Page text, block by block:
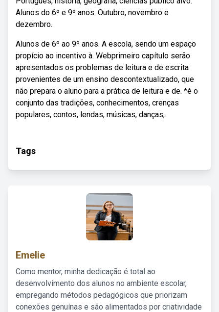
Alunos do 6º e 9º anos. Outubro, novembro e
dezembro.
Alunos de 6º ao 9º anos. A escola, sendo um espaço
propício ao incentivo à. Webprimeiro capítulo serão
apresentados os problemas de leitura e de escrita
provenientes de um ensino descontextualizado, que
não prepara o aluno para a prática de leitura e de. *é o
conjunto das tradições, conhecimentos, crenças
populares, contos, lendas, músicas, danças,.
Tags
Emelie
Como mentor, minha dedicação é total ao
desenvolvimento dos alunos no ambiente escolar,
empregando métodos pedagógicos que priorizam
conexões genuínas e são alimentados por criatividade